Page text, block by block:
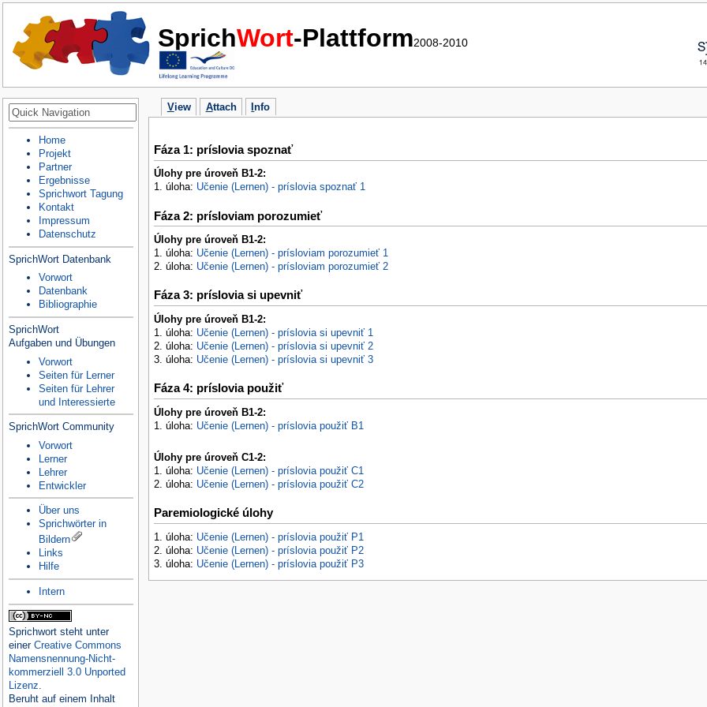
SprichWort-Plattform2008-2010
View Attach Info
Fáza 1: príslovia spoznať
Úlohy pre úroveň B1-2:
1. úloha: Učenie (Lernen) - príslovia spoznať 1
Fáza 2: prísloviam porozumieť
Úlohy pre úroveň B1-2:
1. úloha: Učenie (Lernen) - prísloviam porozumieť 1
2. úloha: Učenie (Lernen) - prísloviam porozumieť 2
Fáza 3: príslovia si upevniť
Úlohy pre úroveň B1-2:
1. úloha: Učenie (Lernen) - príslovia si upevniť 1
2. úloha: Učenie (Lernen) - príslovia si upevniť 2
3. úloha: Učenie (Lernen) - príslovia si upevniť 3
Fáza 4: príslovia použiť
Úlohy pre úroveň B1-2:
1. úloha: Učenie (Lernen) - príslovia použiť B1
Úlohy pre úroveň C1-2:
1. úloha: Učenie (Lernen) - príslovia použiť C1
2. úloha: Učenie (Lernen) - príslovia použiť C2
Paremiologické úlohy
1. úloha: Učenie (Lernen) - príslovia použiť P1
2. úloha: Učenie (Lernen) - príslovia použiť P2
3. úloha: Učenie (Lernen) - príslovia použiť P3
Home
Projekt
Partner
Ergebnisse
Sprichwort Tagung
Kontakt
Impressum
Datenschutz
SprichWort Datenbank
Vorwort
Datenbank
Bibliographie
SprichWort
Aufgaben und Übungen
Vorwort
Seiten für Lerner
Seiten für Lehrer
und Interessierte
SprichWort Community
Vorwort
Lerner
Lehrer
Entwickler
Über uns
Sprichwörter in
Bildern
Links
Hilfe
Intern
Sprichwortsteht unter
einer Creative Commons
Namensnennung-Nicht-
kommerziell 3.0 Unported
Lizenz.
Beruht auf einem Inhalt